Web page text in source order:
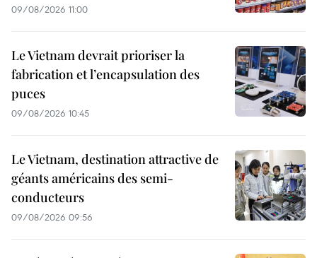
09/08/2026 11:00
Le Vietnam devrait prioriser la
fabrication et l’encapsulation des
puces
09/08/2026 10:45
Le Vietnam, destination attractive de
géants américains des semi-
conducteurs
09/08/2026 09:56